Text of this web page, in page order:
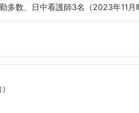
多数、日中看護師3名（2023年11月